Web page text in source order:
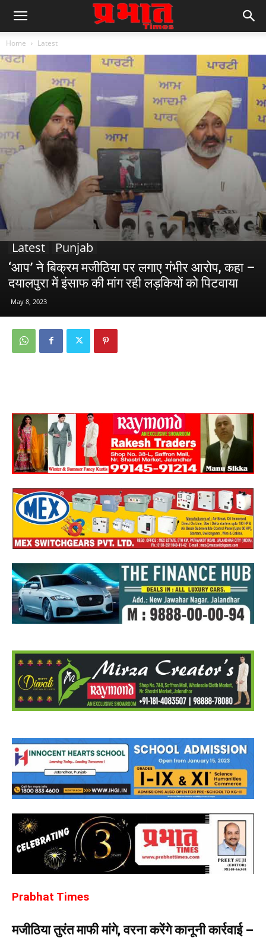
Home Latest
Latest Punjab
‘आप’ ने बिक्रम मजीठिया पर लगाए गंभीर आरोप, कहा –
दयालपुरा में इंसाफ की मांग रही लड़कियों को पिटवाया
May 8, 2023
Prabhat Times
मजीठिया तुरंत माफी मांगे, वरना करेंगे कानूनी कार्रवाई –